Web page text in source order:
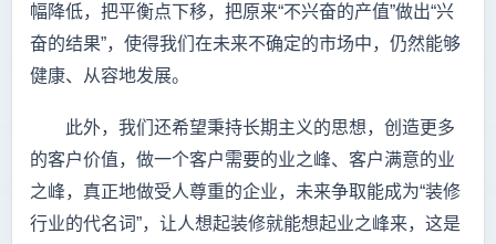
幅降低，把平衡点下移，把原来“不兴奋的产值”做出“兴
奋的结果”，使得我们在未来不确定的市场中，仍然能够
健康、从容地发展。
此外，我们还希望秉持长期主义的思想，创造更多
的客户价值，做一个客户需要的业之峰、客户满意的业
之峰，真正地做受人尊重的企业，未来争取能成为“装修
行业的代名词”，让人想起装修就能想起业之峰来，这是